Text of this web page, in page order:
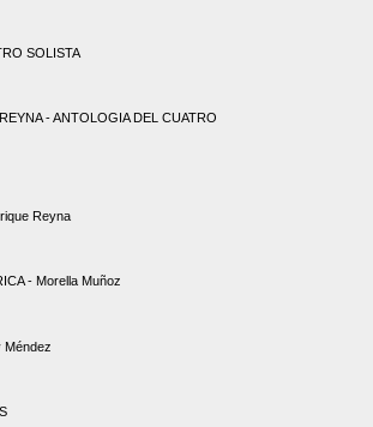
SOLISTA
- ANTOLOGIA DEL CUATRO
Reyna
- Morella Muñoz
Méndez